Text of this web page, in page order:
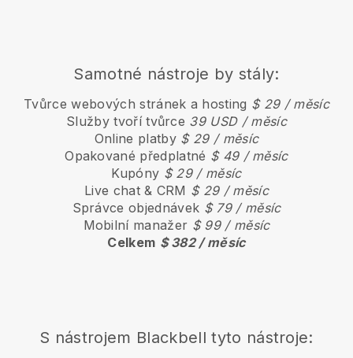
Samotné nástroje by stály:
Tvůrce webových stránek a hosting $ 29 / měsíc
Služby tvoří tvůrce 39 USD / měsíc
Online platby $ 29 / měsíc
Opakované předplatné $ 49 / měsíc
Kupóny $ 29 / měsíc
Live chat & CRM $ 29 / měsíc
Správce objednávek $ 79 / měsíc
Mobilní manažer $ 99 / měsíc
Celkem $ 382 / měsíc
S nástrojem Blackbell tyto nástroje: